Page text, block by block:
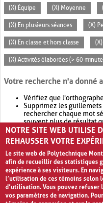
(X) Équipe (X) Moyenne
(X) En plusieurs séances (X)
(X) En classe et hors classe
(X) Activités élaborées (> 60
Votre recherche n'a donné
Vérifiez que
Supprimez les
rechercher chaque mot
souvent plus de résultat
Envisagez d'élargir votre
retournera souvent plus
NOTRE SITE WEB UTILISE
REHAUSSER VOTRE
Le site web de Polytechnique
afin de recueillir des statistiques
expérience à ses visiteurs. En
l’utilisation de ces témoins selon
d’utilisation. Vous pouvez
vos paramètres de navigation.